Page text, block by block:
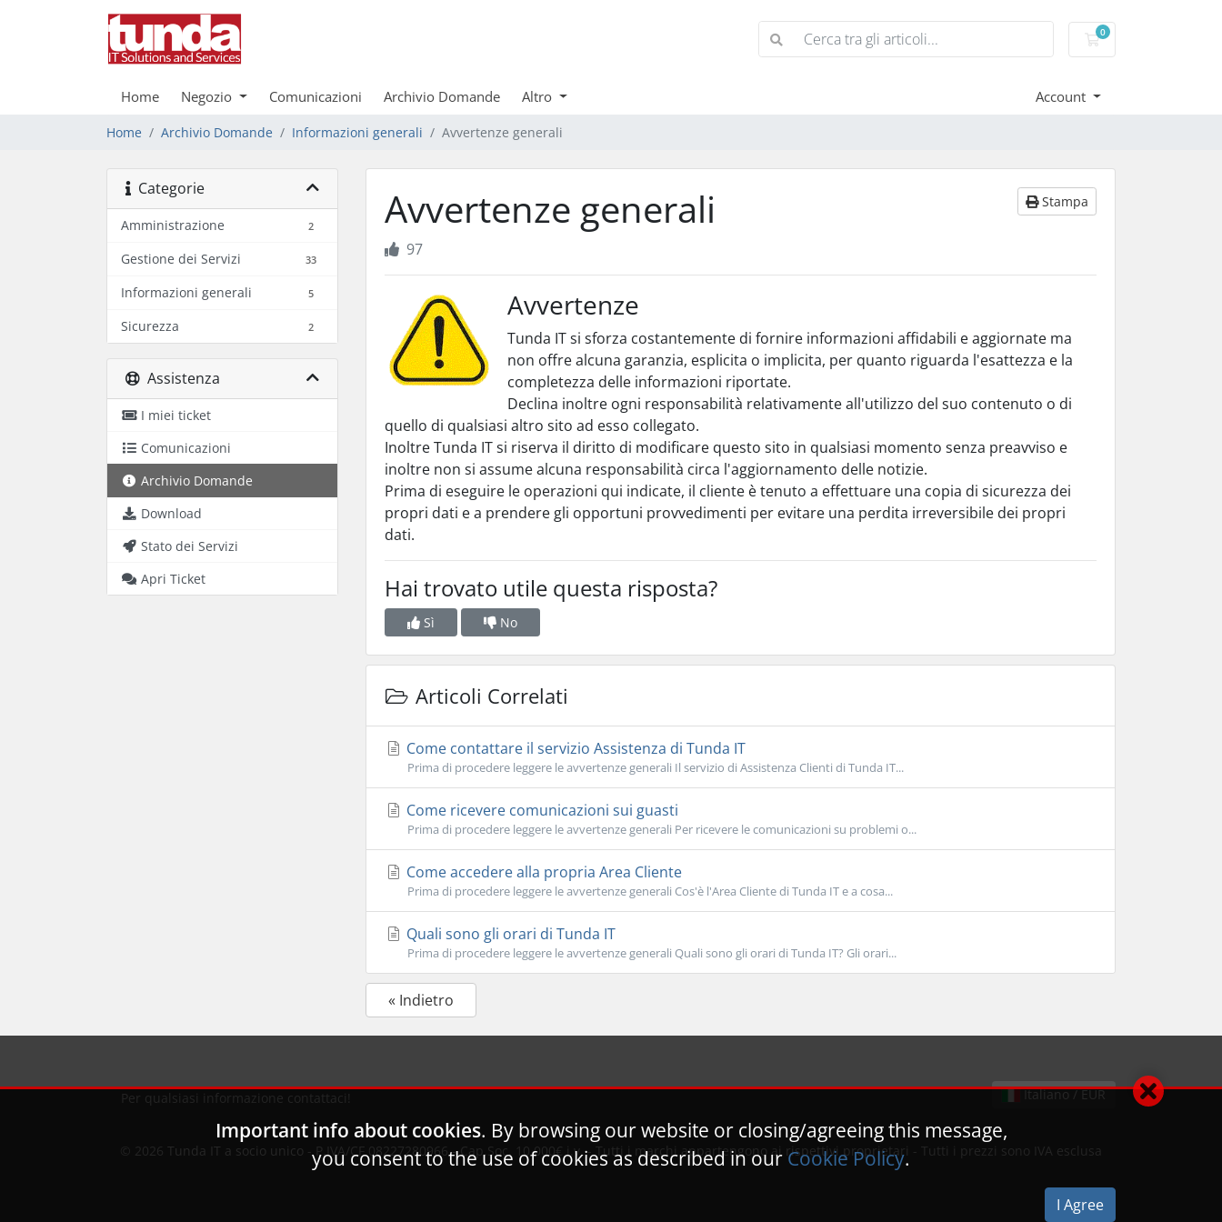
0
Carrello
Home Negozio Comunicazioni Archivio Domande Altro Account
Home Archivio Domande Informazioni generali Avvertenze generali
Categorie
Amministrazione 2
Gestione dei Servizi 33
Informazioni generali 5
Sicurezza 2
Assistenza
I miei ticket
Comunicazioni
Archivio Domande
Download
Stato dei Servizi
Apri Ticket
Avvertenze generali Stampa
97
Avvertenze
Tunda IT si sforza costantemente di fornire informazioni affidabili e aggiornate ma
non offre alcuna garanzia, esplicita o implicita, per quanto riguarda l'esattezza e la
completezza delle informazioni riportate.
Declina inoltre ogni responsabilità relativamente all'utilizzo del suo contenuto o di
quello di qualsiasi altro sito ad esso collegato.
Inoltre Tunda IT si riserva il diritto di modificare questo sito in qualsiasi momento senza preavviso e
inoltre non si assume alcuna responsabilità circa l'aggiornamento delle notizie.
Prima di eseguire le operazioni qui indicate, il cliente è tenuto a effettuare una copia di sicurezza dei
propri dati e a prendere gli opportuni provvedimenti per evitare una perdita irreversibile dei propri
dati.
Hai trovato utile questa risposta?
Sì No
Articoli Correlati
Come contattare il servizio Assistenza di Tunda IT
Prima di procedere leggere le avvertenze generali Il servizio di Assistenza Clienti di Tunda IT...
Come ricevere comunicazioni sui guasti
Prima di procedere leggere le avvertenze generali Per ricevere le comunicazioni su problemi o...
Come accedere alla propria Area Cliente
Prima di procedere leggere le avvertenze generali Cos'è l'Area Cliente di Tunda IT e a cosa...
Quali sono gli orari di Tunda IT
Prima di procedere leggere le avvertenze generali Quali sono gli orari di Tunda IT? Gli orari...
« Indietro
Italiano / EUR
Per qualsiasi informazione contattaci!
© 2026 Tunda IT a socio unico - P.IVA/CF 08227280966 - Cap.Soc. 10.000€ i.v. - Tutti i marchi appartengono ai rispettivi proprietari - Tutti i prezzi sono IVA esclusa
Important info about cookies. By browsing our website or closing/agreeing this message,
you consent to the use of cookies as described in our Cookie Policy.
I Agree